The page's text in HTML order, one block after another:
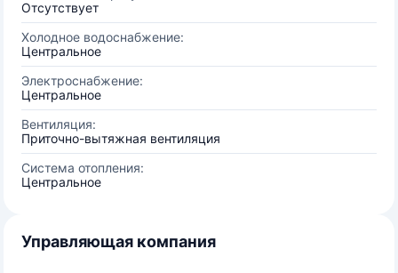
Отсутствует
Холодное водоснабжение:
Центральное
Электроснабжение:
Центральное
Вентиляция:
Приточно-вытяжная вентиляция
Система отопления:
Центральное
Управляющая компания